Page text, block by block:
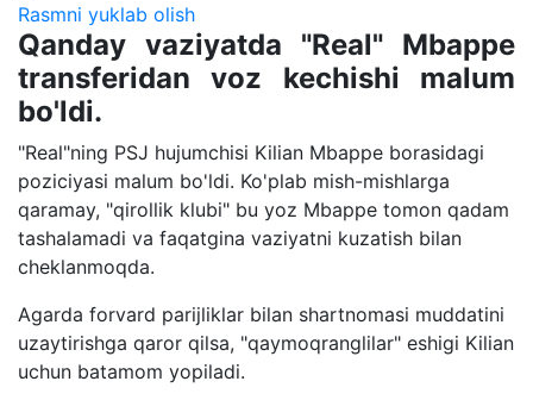
Rasmni yuklab olish
Qanday vaziyatda "Real" Mbappe
transferidan voz kechishi malum
bo'ldi.
"Real"ning PSJ hujumchisi Kilian Mbappe borasidagi
poziciyasi malum bo'ldi. Ko'plab mish-mishlarga
qaramay, "qirollik klubi" bu yoz Mbappe tomon qadam
tashalamadi va faqatgina vaziyatni kuzatish bilan
cheklanmoqda.
Agarda forvard parijliklar bilan shartnomasi muddatini
uzaytirishga qaror qilsa, "qaymoqranglilar" eshigi Kilian
uchun batamom yopiladi.